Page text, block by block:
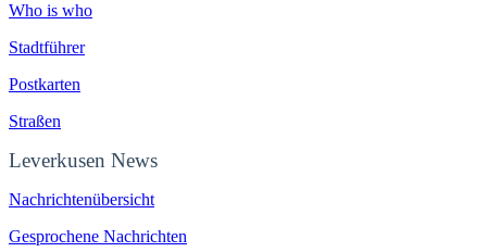
Who is who
Stadtführer
Postkarten
Straßen
Leverkusen News
Nachrichtenübersicht
Gesprochene Nachrichten